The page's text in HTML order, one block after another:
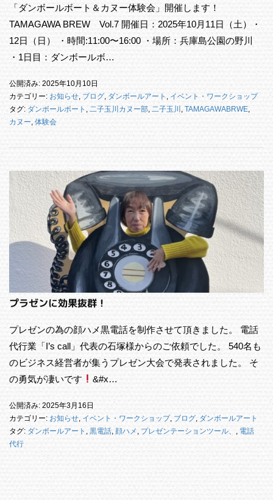
「ダンボールボート＆カヌー体験会」開催します！
TAMAGAWA BREW Vol.7 開催日：2025年10月11日（土）・
12日（日） ・時間:11:00〜16:00 ・場所：兵庫島公園の野川
・1日目：ダンボールボ…
公開済み: 2025年10月10日
カテゴリー: お知らせ, ブログ, ダンボールアート , イベント・ワークショップ
タグ: ダンボールボート , 二子玉川カヌー部, 二子玉川 , TAMAGAWABRWE,
カヌー, 体験会
プラゼンに効果抜群！
プレゼンの為の顔ハメ黒電話を制作させて頂きました。 電話
代行業「I’s call」代表の石塚様からのご依頼でした。 540名も
のビジネス経営者が集うプレゼン大会で発表されました。 そ
の勇気が凄いです
&#x…
公開済み: 2025年3月16日
カテゴリー: お知らせ, イベント・ワークショップ, ブログ, ダンボールアート
タグ: ダンボールアート ,黒電話, 顔ハメ , プレゼンテーションツール、 , 電話
代行